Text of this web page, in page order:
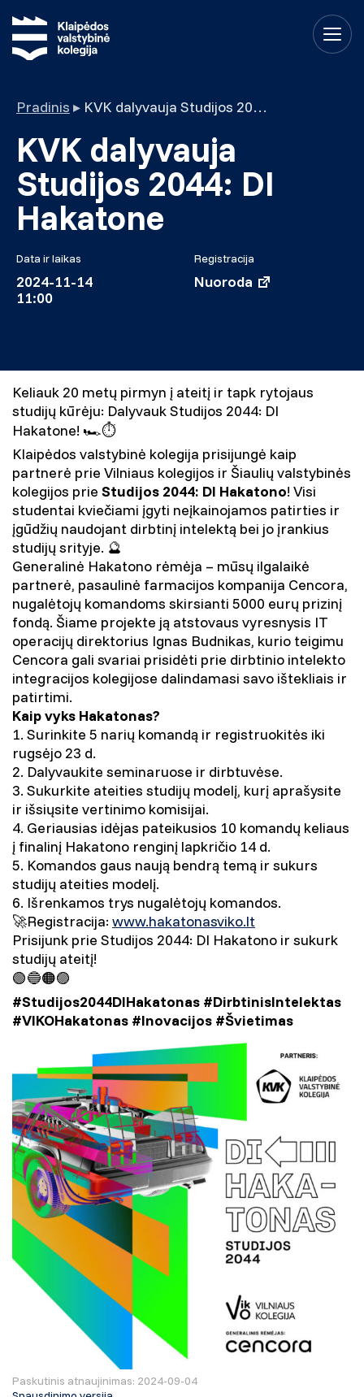
Pradinis ▸ KVK dalyvauja Studijos 2044: DI Hakatone
KVK dalyvauja
Studijos 2044: DI
Hakatone
Data ir laikas
2024-11-14
11:00
Registracija
Nuoroda
Keliauk 20 metų pirmyn į ateitį ir tapk rytojaus
studijų kūrėju: Dalyvauk Studijos 2044: DI
Hakatone! 🏎️⏱️
Klaipėdos valstybinė kolegija prisijungė kaip
partnerė prie Vilniaus kolegijos ir Šiaulių valstybinės
kolegijos prie Studijos 2044: DI Hakatono! Visi
studentai kviečiami įgyti neįkainojamos patirties ir
įgūdžių naudojant dirbtinį intelektą bei jo įrankius
studijų srityje. 🔮
Generalinė Hakatono rėmėja – mūsų ilgalaikė
partnerė, pasaulinė farmacijos kompanija Cencora,
nugalėtojų komandoms skirsianti 5000 eurų prizinį
fondą. Šiame projekte ją atstovaus vyresnysis IT
operacijų direktorius Ignas Budnikas, kurio teigimu
Cencora gali svariai prisidėti prie dirbtinio intelekto
integracijos kolegijose dalindamasi savo ištekliais ir
patirtimi.
Kaip vyks Hakatonas?
1. Surinkite 5 narių komandą ir registruokitės iki
rugsėjo 23 d.
2. Dalyvaukite seminaruose ir dirbtuvėse.
3. Sukurkite ateities studijų modelį, kurį aprašysite
ir išsiųsite vertinimo komisijai.
4. Geriausias idėjas pateikusios 10 komandų keliaus
į finalinį Hakatono renginį lapkričio 14 d.
5. Komandos gaus naują bendrą temą ir sukurs
studijų ateities modelį.
6. Išrenkamos trys nugalėtojų komandos.
🚀Registracija: www.hakatonasviko.lt
Prisijunk prie Studijos 2044: DI Hakatono ir sukurk
studijų ateitį!
🟢🔵🟠🟣
#Studijos2044DIHakatonas #DirbtinisIntelektas
#VIKOHakatonas #Inovacijos #Švietimas
Paskutinis atnaujinimas: 2024-09-04